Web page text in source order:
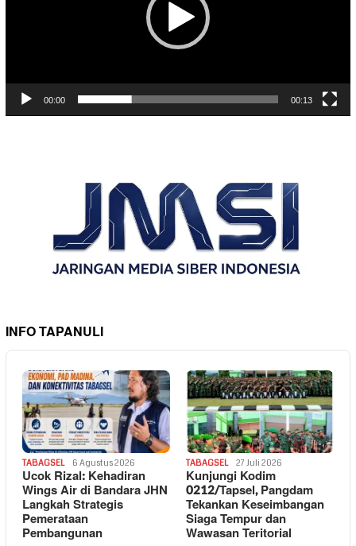
00:00 00:13
INFO TAPANULI
TABAGSEL 6 Agustus 2026
Ucok Rizal: Kehadiran
Wings Air di Bandara JHN
Langkah Strategis
Pemerataan
Pembangunan
TABAGSEL 27 Juli 2026
Kunjungi Kodim
0212/Tapsel, Pangdam
Tekankan Keseimbangan
Siaga Tempur dan
Wawasan Teritorial